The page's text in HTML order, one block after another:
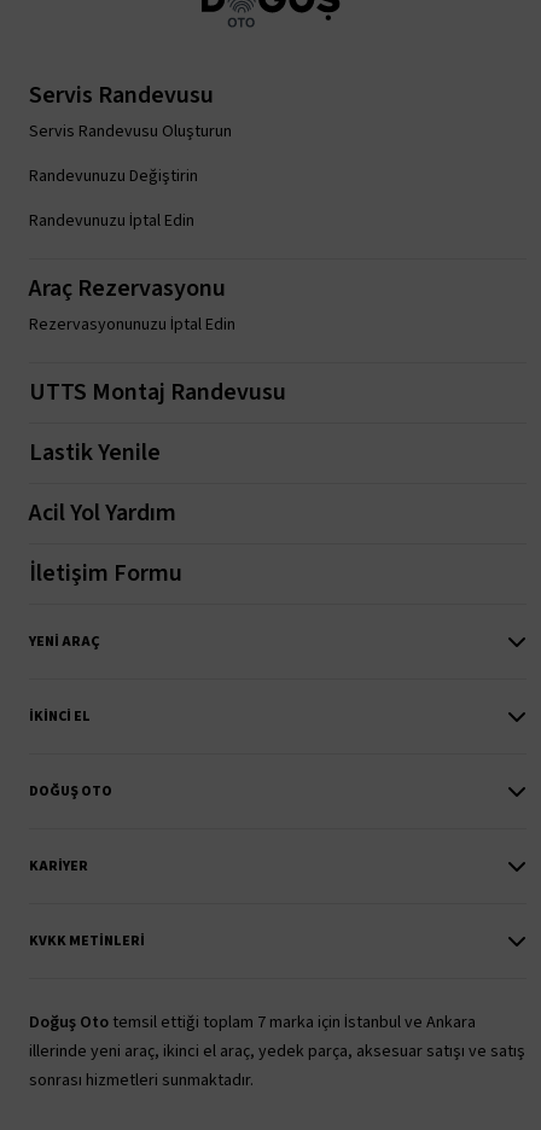
Servis Randevusu
Servis Randevusu Oluşturun
Randevunuzu Değiştirin
Randevunuzu İptal Edin
Araç Rezervasyonu
Rezervasyonunuzu İptal Edin
UTTS Montaj Randevusu
Lastik Yenile
Acil Yol Yardım
İletişim Formu
YENI ARAÇ
İKINCI EL
DOĞUŞ OTO
KARIYER
KVKK METINLERI
Doğuş Oto temsil ettiği toplam 7 marka için İstanbul ve Ankara
illerinde yeni araç, ikinci el araç, yedek parça, aksesuar satışı ve satış
sonrası hizmetleri sunmaktadır.